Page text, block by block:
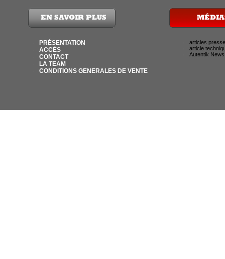
PRÉSENTATION
ACCÈS
CONTACT
LA TEAM
CONDITIONS GENERALES DE VENTE
articles presse
article
Autentik News